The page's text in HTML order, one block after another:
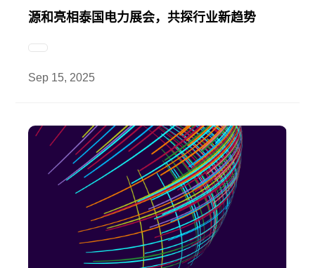
Sep 15, 2025
源和亮相泰国电力展会，共探行业新趋势